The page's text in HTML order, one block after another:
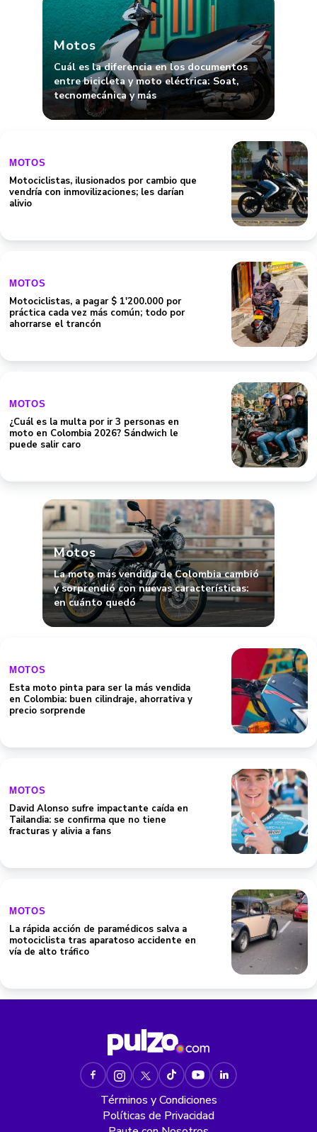
Motos
Cuál es la diferencia en los documentos
entre bicicleta y moto eléctrica: Soat,
tecnomecánica y más
vendría con inmovilizaciones; les darían
alivio
práctica cada vez más común; todo por
ahorrarse el trancón
moto en Colombia 2026? Sándwich le
puede salir caro
Motos
La moto más vendida de Colombia cambió
y sorprendió con nuevas características:
en cuánto quedó
en Colombia: buen cilindraje, ahorrativa y
precio sorprende
Tailandia: se confirma que no tiene
fracturas y alivia a fans
motociclista tras aparatoso accidente en
vía de alto tráfico
Términos y Condiciones
Políticas de Privacidad
Paute con Nosotros
Contáctenos
Proceso de corrección de errores